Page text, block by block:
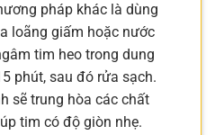
pháp khác là dùng
loãng giấm hoặc nước
tim heo trong dung
phút, sau đó rửa sạch.
sẽ trung hòa các chất
tim có độ giòn nhẹ.